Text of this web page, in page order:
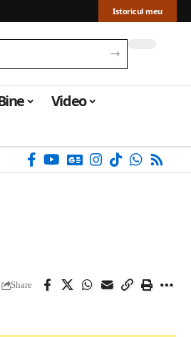
Istoricul meu
Video
Share